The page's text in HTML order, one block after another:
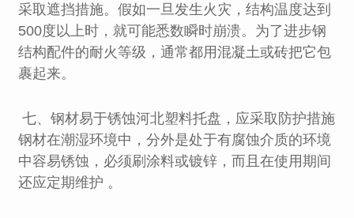
采取遮挡措施。假如一旦发生火灾，结构温度达到
500度以上时，就可能悉数瞬时崩溃。为了进步钢
结构配件的耐火等级，通常都用混凝土或砖把它包
裹起来。
七、钢材易于锈蚀河北塑料托盘，应采取防护措施
钢材在潮湿环境中，分外是处于有腐蚀介质的环境
中容易锈蚀，必须刷涂料或镀锌，而且在使用期间
还应定期维护 。